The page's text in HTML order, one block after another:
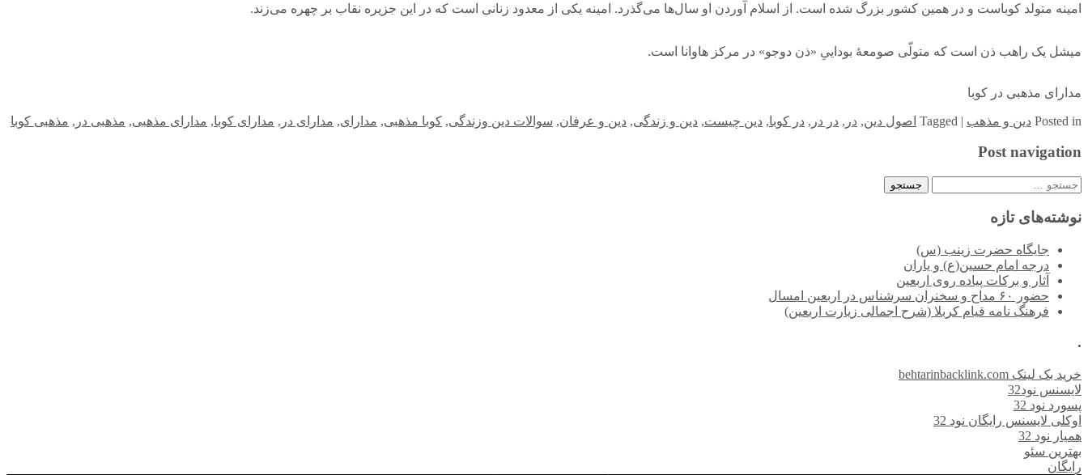
امینه متولد کوباست و در همین کشور بزرگ شده است. از اسلام آوردن او سال‌ها می‌گذرد. امینه یکی از معدود زنانی است که در این جزیره نقاب بر چهره می‌زند.
میشل یک راهب ذن است که متولّی صومعۀ بوداییِ «ذن دوجو» در مرکز هاوانا است.
مدارای مذهبی در کوبا
Posted in دین و مذهب |
Tagged اصول دین, در , در در , در کوبا, دین چیست, دین و زندگی, دین و عرفان, سوالات دین وزندگی, کوبا مذهبی, مدارای, مدارای در , مدارای کوبا, مدارای مذهبی, مذهبی در , مذهبی کوبا
Post navigation
جستجو
نوشته‌های تازه
جایگاه حضرت زینب (س)
درجه امام حسین(ع) و یاران
آثار و برکات پیاده روی اربعین
حضور ۶۰ مداح و سخنران سرشناس در اربعین امسال
فرهنگ نامه قیام کربلا (شرح اجمالی زیارت اربعین)
.
خرید بک لینک behtarinbacklink.com
لایسنس نود32
پسورد نود 32
اوکلی لایسنس رایگان نود 32
همیار نود 32
بهترین سئو
رایگان